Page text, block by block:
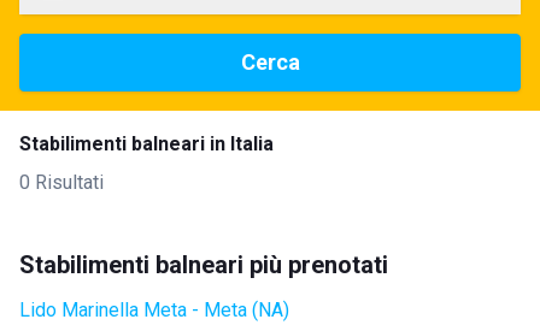
Cerca
Stabilimenti balneari in Italia
0 Risultati
Stabilimenti balneari più prenotati
Lido Marinella Meta - Meta (NA)